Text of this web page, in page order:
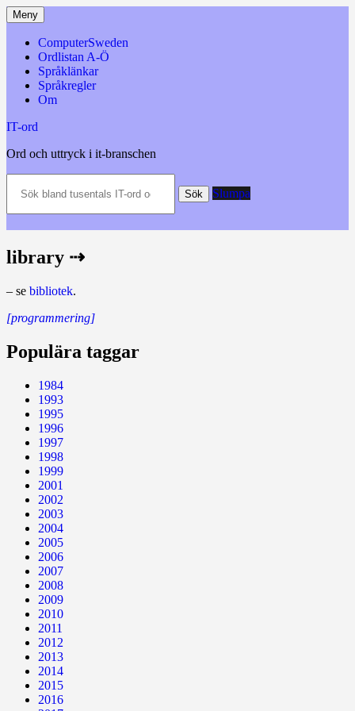
Hoppa
till
innehåll
Meny
ComputerSweden
Ordlistan A-Ö
Språklänkar
Språkregler
Om
IT-ord
Ord och uttryck i it-branschen
bland
och
datatermer
Sök Slumpa
library ⇢
– se bibliotek.
[programmering]
Populära taggar
1984
1993
1995
1996
1997
1998
1999
2001
2002
2003
2004
2005
2006
2007
2008
2009
2010
2011
2012
2013
2014
2015
2016